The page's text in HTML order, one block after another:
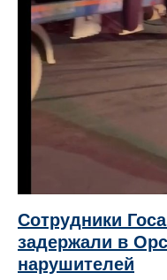
Сотрудники
задержали в
нарушителей